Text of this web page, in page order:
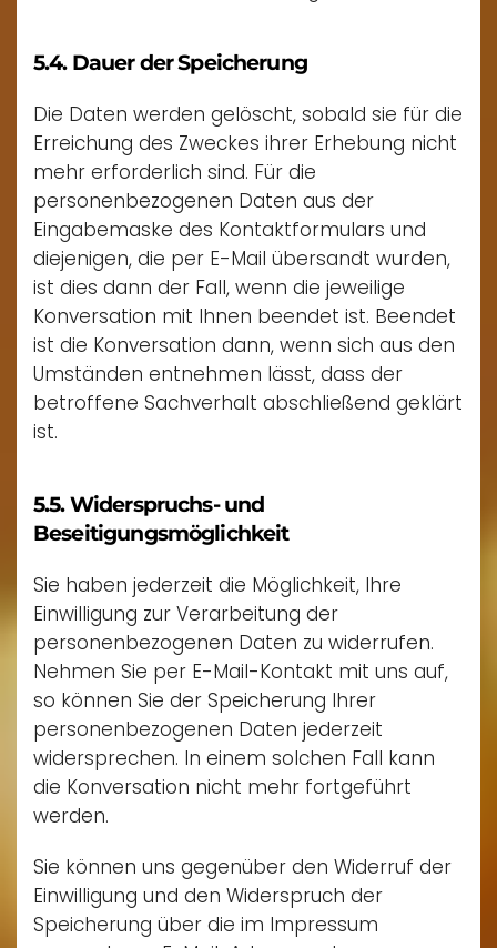
5.4. Dauer der Speicherung
Die Daten werden gelöscht, sobald sie für die
Erreichung des Zweckes ihrer Erhebung nicht
mehr erforderlich sind. Für die
personenbezogenen Daten aus der
Eingabemaske des Kontaktformulars und
diejenigen, die per E-Mail übersandt wurden,
ist dies dann der Fall, wenn die jeweilige
Konversation mit Ihnen beendet ist. Beendet
ist die Konversation dann, wenn sich aus den
Umständen entnehmen lässt, dass der
betroffene Sachverhalt abschließend geklärt
ist.
5.5. Widerspruchs- und
Beseitigungsmöglichkeit
Sie haben jederzeit die Möglichkeit, Ihre
Einwilligung zur Verarbeitung der
personenbezogenen Daten zu widerrufen.
Nehmen Sie per E-Mail-Kontakt mit uns auf,
so können Sie der Speicherung Ihrer
personenbezogenen Daten jederzeit
widersprechen. In einem solchen Fall kann
die Konversation nicht mehr fortgeführt
werden.
Sie können uns gegenüber den Widerruf der
Einwilligung und den Widerspruch der
Speicherung über die im Impressum